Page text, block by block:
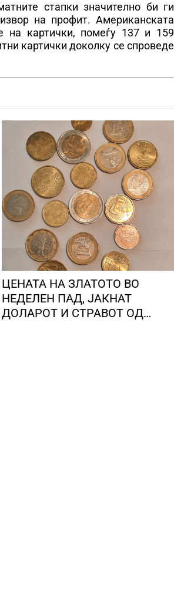
стапки значително би ги
на профит. Американската
на картички, помеѓу 137 и 159
картички доколку се спроведе
ЦЕНАТА НА ЗЛАТОТО ВО
НЕДЕЛЕН ПАД, ЈАКНАТ
ДОЛАРОТ И СТРАВОТ ОД